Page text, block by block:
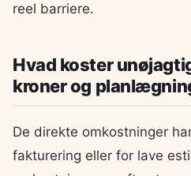
reel barriere.
Hvad koster
kroner og
De direkte omkostninger
fakturering eller for lave